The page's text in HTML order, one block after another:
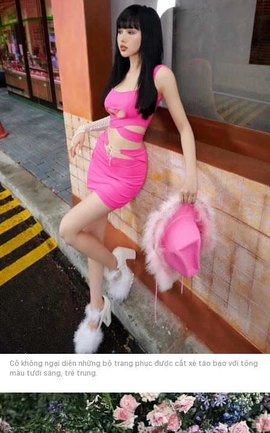
Cô không ngại diện những bộ trang phục được cắt xẻ táo bạo với tông
màu tươi sáng, trẻ trung.